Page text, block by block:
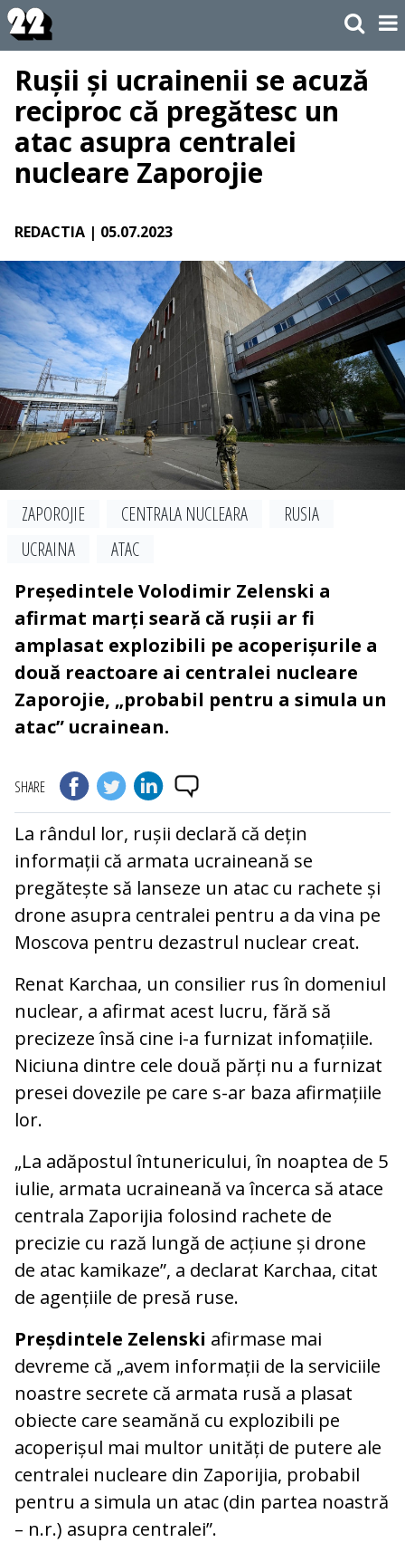
Rușii și ucrainenii se acuză
reciproc că pregătesc un
atac asupra centralei
nucleare Zaporojie
REDACTIA | 05.07.2023
ZAPOROJIE CENTRALA NUCLEARA
RUSIA
UCRAINA
ATAC
Președintele Volodimir Zelenski a
afirmat marți seară că rușii ar fi
amplasat explozibili pe acoperișurile a
două reactoare ai centralei nucleare
Zaporojie, „probabil pentru a simula un
atac” ucrainean.
SHARE
La rândul lor, rușii declară că dețin
informații că armata ucraineană se
pregătește să lanseze un atac cu rachete și
drone asupra centralei pentru a da vina pe
Moscova pentru dezastrul nuclear creat.
Renat Karchaa, un consilier rus în domeniul
nuclear, a afirmat acest lucru, fără să
precizeze însă cine i-a furnizat infomațiile.
Niciuna dintre cele două părți nu a furnizat
presei dovezile pe care s-ar baza afirmațiile
lor.
„La adăpostul întunericului, în noaptea de 5
iulie, armata ucraineană va încerca să atace
centrala Zaporijia folosind rachete de
precizie cu rază lungă de acțiune și drone
de atac kamikaze”, a declarat Karchaa, citat
de agențiile de presă ruse.
Preșdintele Zelenski afirmase mai
devreme că „avem informații de la serviciile
noastre secrete că armata rusă a plasat
obiecte care seamănă cu explozibili pe
acoperișul mai multor unități de putere ale
centralei nucleare din Zaporijia, probabil
pentru a simula un atac (din partea noastră
– n.r.) asupra centralei”.